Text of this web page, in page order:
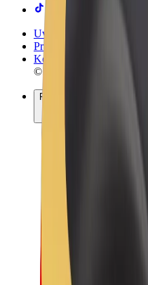
Uvjeti i odredbe
Privatnost
Kolačići
© 2026 Bolt Technology
Proizvodi
Romobili
Bolt Market
Bolt Food
Bolt Drive
Bolt for Business
Električni bicikli